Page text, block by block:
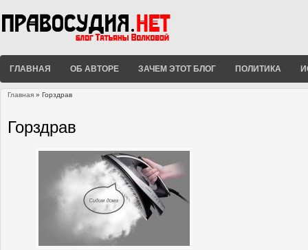
ГЛАВНАЯ ОБ АВТОРЕ ЗАЧЕМ ЭТОТ БЛОГ ПОЛИТИКА
Главная » Горздрав
Горздрав